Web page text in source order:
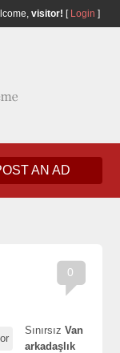
visitor! [ Login ]
AN AD
0
SınırsızVan
arkadaşlık